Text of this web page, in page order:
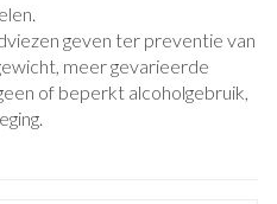
geven ter preventie van
meer gevarieerde
of beperkt alcoholgebruik,